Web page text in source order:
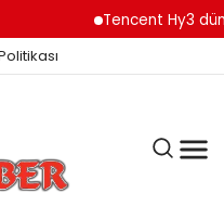
Tencent Hy3 dünya